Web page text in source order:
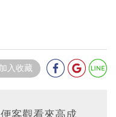
加入收藏